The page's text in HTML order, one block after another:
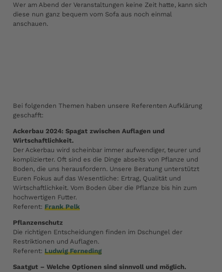
Wer am Abend der Veranstaltungen keine Zeit hatte, kann sich
diese nun ganz bequem vom Sofa aus noch einmal
anschauen.
Bei folgenden Themen haben unsere Referenten Aufklärung
geschafft:
Ackerbau 2024: Spagat zwischen Auflagen und
Wirtschaftlichkeit.
Der Ackerbau wird scheinbar immer aufwendiger, teurer und
komplizierter. Oft sind es die Dinge abseits von Pflanze und
Boden, die uns herausfordern. Unsere Beratung unterstützt
Euren Fokus auf das Wesentliche: Ertrag, Qualität und
Wirtschaftlichkeit. Vom Boden über die Pflanze bis hin zum
hochwertigen Futter.
Referent:Frank Pelk
Pflanzenschutz
Die richtigen Entscheidungen finden im Dschungel der
Restriktionen und Auflagen.
Referent:Ludwig Ferneding
Saatgut – Welche Optionen sind sinnvoll und möglich.